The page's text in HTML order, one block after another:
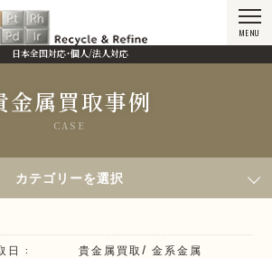
日本全国対応・個人/法人対応
MENU
金属買取事例
CASE
2025年1月28日買取／K18 ジュエリー
カテゴリーを選択
貴金属買取/ 金系金属
日